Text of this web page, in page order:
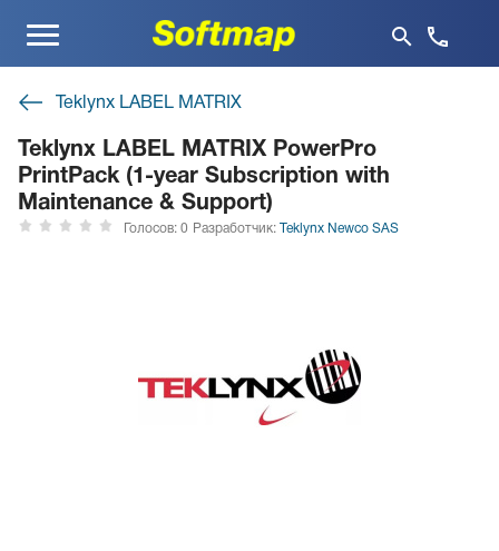
Меню
Teklynx LABEL MATRIX
Teklynx LABEL MATRIX PowerPro
PrintPack (1-year Subscription with
Maintenance & Support)
Голосов: 0 Разработчик: Teklynx Newco SAS